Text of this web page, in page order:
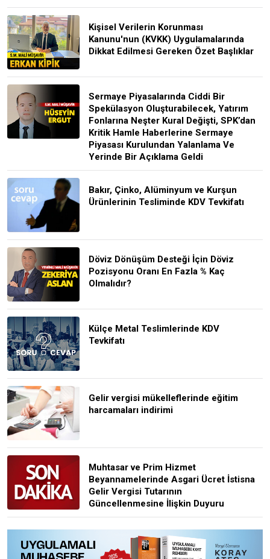
Kişisel Verilerin Korunması
Kanunu'nun (KVKK) Uygulamalarında
Dikkat Edilmesi Gereken Özet Başlıklar
Sermaye Piyasalarında Ciddi Bir
Spekülasyon Oluşturabilecek, Yatırım
Fonlarına Neşter Kural Değişti, SPK’dan
Kritik Hamle Haberlerine Sermaye
Piyasası Kurulundan Yalanlama Ve
Yerinde Bir Açıklama Geldi
Bakır, Çinko, Alüminyum ve Kurşun
Ürünlerinin Tesliminde KDV Tevkifatı
Döviz Dönüşüm Desteği İçin Döviz
Pozisyonu Oranı En Fazla % Kaç
Olmalıdır?
Külçe Metal Teslimlerinde KDV
Tevkifatı
Gelir vergisi mükelleflerinde eğitim
harcamaları indirimi
Muhtasar ve Prim Hizmet
Beyannamelerinde Asgari Ücret İstisna
Gelir Vergisi Tutarının
Güncellenmesine İlişkin Duyuru